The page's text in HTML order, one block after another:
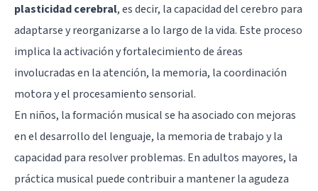
plasticidad cerebral, es decir, la capacidad del cerebro para
adaptarse y reorganizarse a lo largo de la vida. Este proceso
implica la activación y fortalecimiento de áreas
involucradas en la atención, la memoria, la coordinación
motora y el procesamiento sensorial.
En niños, la formación musical se ha asociado con mejoras
en el desarrollo del lenguaje, la memoria de trabajo y la
capacidad para resolver problemas. En adultos mayores, la
práctica musical puede contribuir a mantener la agudeza